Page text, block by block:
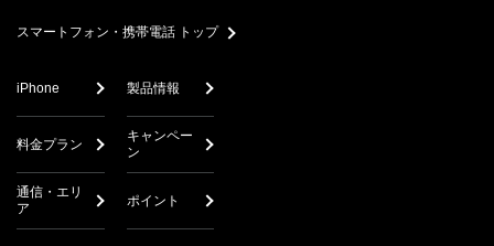
スマートフォン・携帯電話 トップ
iPhone 製品情報
料金プラン
キャンペー
ン
通信・エリ
ア
ポイント